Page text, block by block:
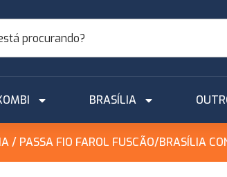
BRASÍLIA
/ PASSA FIO FAROL FUSCÃO/BRASÍLIA